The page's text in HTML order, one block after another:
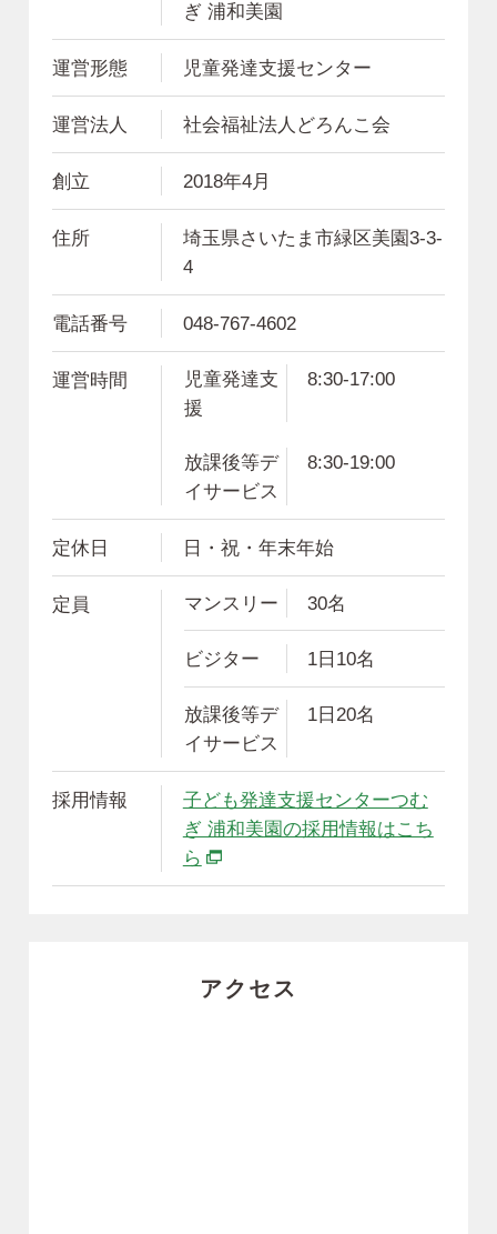
ぎ 浦和美園
運営形態 児童発達支援センター
運営法人 社会福祉法人どろんこ会
創立 2018年4月
住所
埼玉県さいたま市緑区美園3-3-
4
電話番号 048-767-4602
運営時間
児童発達支
援
8:30-17:00
放課後等デ
イサービス
8:30-19:00
定休日 日・祝・年末年始
定員 マンスリー 30名
ビジター 1日10名
放課後等デ
イサービス
1日20名
採用情報
子ども発達支援センターつむ
ぎ 浦和美園の採用情報はこち
ら 別ウィンドウで開きます
アクセス